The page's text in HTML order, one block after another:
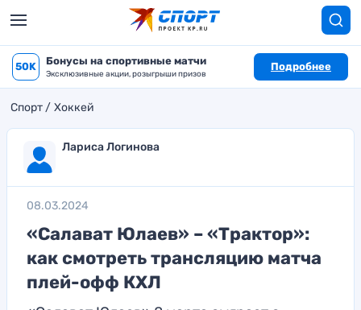
50K Бонусы на спортивные матчи
Эксклюзивные акции, розыгрыши призов
Подробнее
Спорт Хоккей
Лариса Логинова
08.03.2024
«Салават Юлаев» – «Трактор»:
как смотреть трансляцию матча
плей-офф КХЛ